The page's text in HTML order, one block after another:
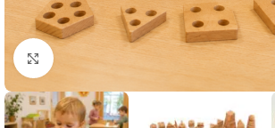
Klik om te vergroten